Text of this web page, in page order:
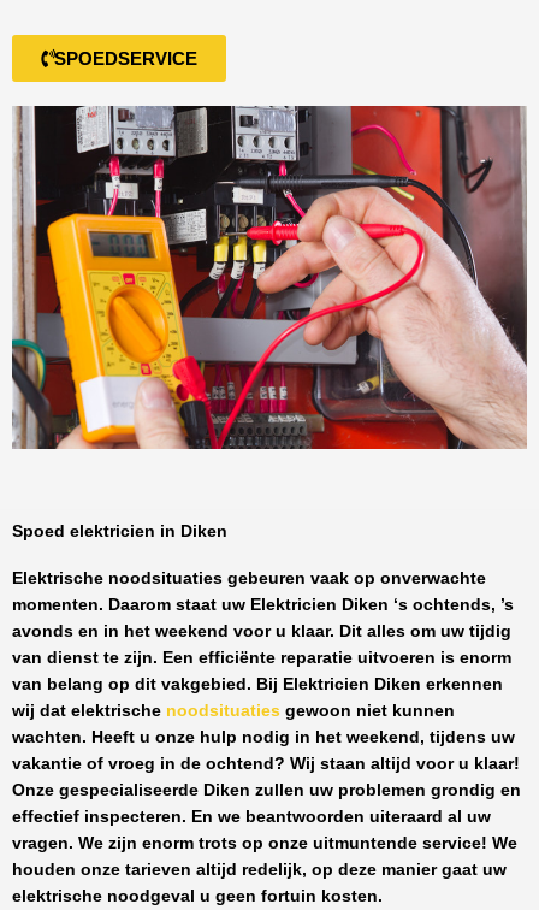
SPOEDSERVICE
Spoed elektricien in Diken
Elektrische noodsituaties gebeuren vaak op onverwachte
momenten. Daarom staat uw Elektricien Diken ‘s ochtends, ’s
avonds en in het weekend voor u klaar. Dit alles om uw tijdig
van dienst te zijn. Een efficiënte reparatie uitvoeren is enorm
van belang op dit vakgebied. Bij Elektricien Diken erkennen
wij dat elektrische noodsituaties gewoon niet kunnen
wachten. Heeft u onze hulp nodig in het weekend, tijdens uw
vakantie of vroeg in de ochtend? Wij staan altijd voor u klaar!
Onze gespecialiseerde Diken zullen uw problemen grondig en
effectief inspecteren. En we beantwoorden uiteraard al uw
vragen. We zijn enorm trots op onze uitmuntende service! We
houden onze tarieven altijd redelijk, op deze manier gaat uw
elektrische noodgeval u geen fortuin kosten.